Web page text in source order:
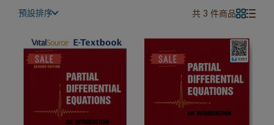
預設排序 共 3 件商品